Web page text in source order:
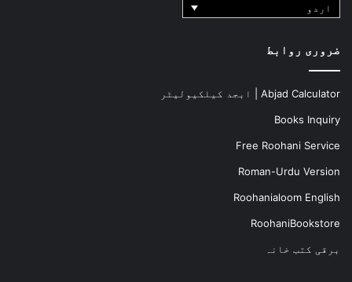
اردو
ضروری روابط
Abjad Calculator | ابجد کیلکیولیٹر
Books Inquiry
Free Roohani Service
Roman-Urdu Version
Roohanialoom English
RoohaniBookstore
برقی کتب خانہ